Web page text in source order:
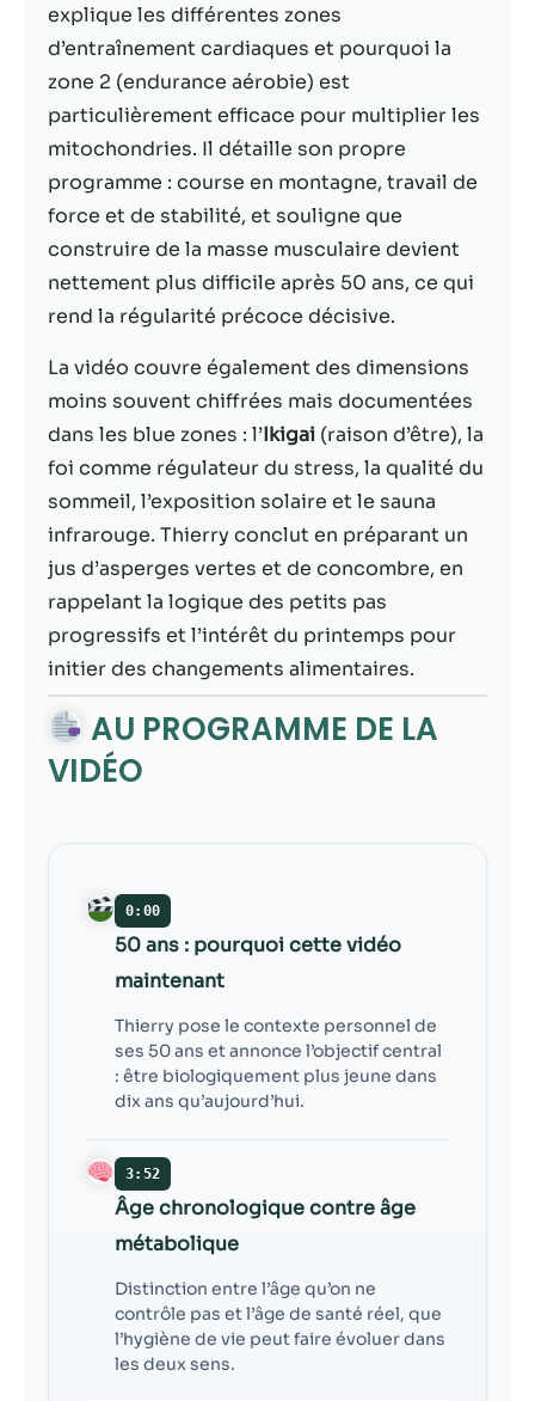
explique les différentes zones
d’entraînement cardiaques et pourquoi la
zone 2 (endurance aérobie) est
particulièrement efficace pour multiplier les
mitochondries. Il détaille son propre
programme : course en montagne, travail de
force et de stabilité, et souligne que
construire de la masse musculaire devient
nettement plus difficile après 50 ans, ce qui
rend la régularité précoce décisive.
La vidéo couvre également des dimensions
moins souvent chiffrées mais documentées
dans les blue zones : l’Ikigai (raison d’être), la
foi comme régulateur du stress, la qualité du
sommeil, l’exposition solaire et le sauna
infrarouge. Thierry conclut en préparant un
jus d’asperges vertes et de concombre, en
rappelant la logique des petits pas
progressifs et l’intérêt du printemps pour
initier des changements alimentaires.
AU PROGRAMME DE LA
VIDÉO
0:00
50 ans : pourquoi cette vidéo
maintenant
Thierry pose le contexte personnel de
ses 50 ans et annonce l’objectif central
: être biologiquement plus jeune dans
dix ans qu’aujourd’hui.
3:52
Âge chronologique contre âge
métabolique
Distinction entre l’âge qu’on ne
contrôle pas et l’âge de santé réel, que
l’hygiène de vie peut faire évoluer dans
les deux sens.
disparaîtront
du site Web.
En partageant
votre intérêt et
votre
comportement
lorsque vous
visitez notre
site, vous
chances de
contenu et des
offres
personnalisés.